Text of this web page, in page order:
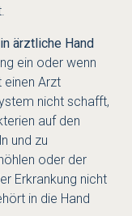
ärztliche Hand
ein oder wenn
einen Arzt
nicht schafft,
auf den
und zu
oder der
Erkrankung nicht
in die Hand